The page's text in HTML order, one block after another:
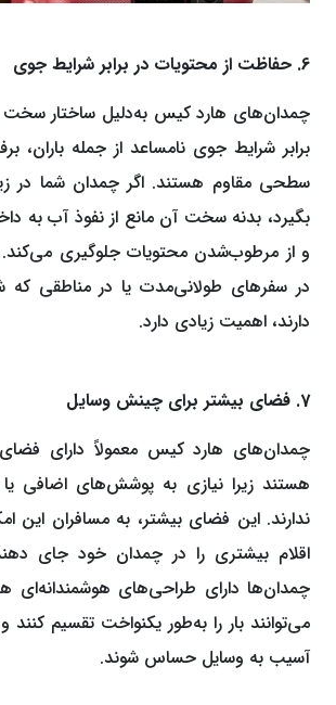
6. حفاظت از محتویات در برابر شرایط جوی
چمدان‌های هارد کیس به‌دلیل ساختار
برابر شرایط جوی نامساعد از جمله
سطحی مقاوم هستند. اگر چمدان شما در
بگیرد، بدنه سخت آن مانع از نفوذ آب به
و از مرطوب‌شدن محتویات جلوگیری می‌کند.
در سفرهای طولانی‌مدت یا در مناطقی که
دارند، اهمیت زیادی دارد.
7. فضای بیشتر برای چینش وسایل
چمدان‌های هارد کیس معمولاً دارای فضای
هستند زیرا نیازی به پوشش‌های اضافی
ندارند. این فضای بیشتر، به مسافران این
اقلام بیشتری را در چمدان خود جای
چمدان‌ها دارای طراحی‌های هوشمندانه‌ای
می‌توانند بار را به‌طور یکنواخت تقسیم
آسیب به وسایل حساس شوند.